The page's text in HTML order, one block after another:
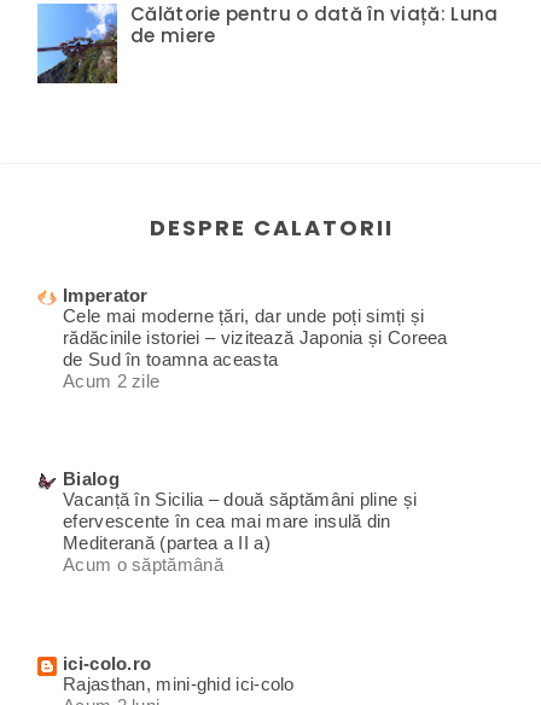
Călătorie pentru o dată în viață: Luna
de miere
DESPRE CALATORII
Imperator
Cele mai moderne țări, dar unde poți simți și
rădăcinile istoriei – vizitează Japonia și Coreea
de Sud în toamna aceasta
Acum 2 zile
Bialog
Vacanță în Sicilia – două săptămâni pline și
efervescente în cea mai mare insulă din
Mediterană (partea a II a)
Acum o săptămână
ici-colo.ro
Rajasthan, mini-ghid ici-colo